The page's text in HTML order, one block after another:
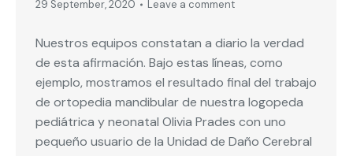
29 September, 2020
Leave a comment
Nuestros equipos constatan a diario la verdad
de esta afirmación. Bajo estas líneas, como
ejemplo, mostramos el resultado final del trabajo
de ortopedia mandibular de nuestra logopeda
pediátrica y neonatal Olivia Prades con uno
pequeño usuario de la Unidad de Daño Cerebral